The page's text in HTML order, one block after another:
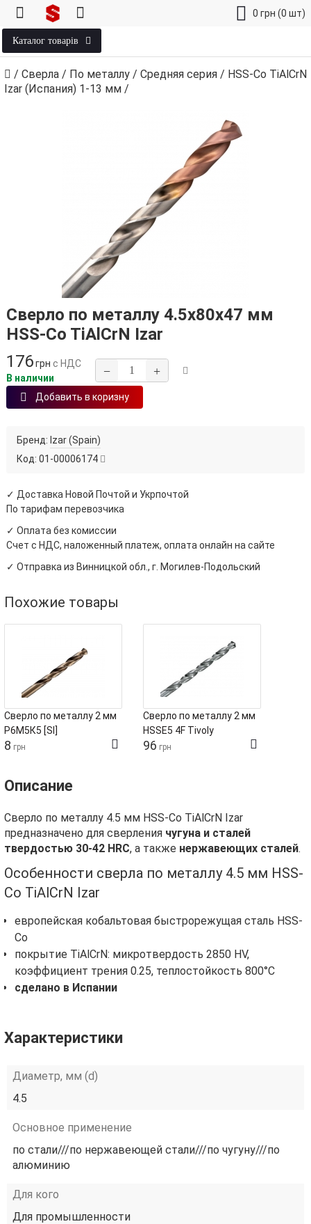
0 грн (0 шт)
Каталог товарів
/ Сверла / По металлу / Средняя серия / HSS-Co TiAlCrN
Izar (Испания) 1‑13 мм /
Сверло по металлу 4.5х80х47 мм
HSS-Co TiAlCrN Izar
176грн с НДС
В наличии
− +
Добавить в коризну
Бренд: Izar (Spain)
Код: 01-00006174
✓ Доставка Новой Почтой и Укрпочтой
По тарифам перевозчика
✓ Оплата без комиссии
Счет с НДС, наложенный платеж, оплата онлайн на сайте
✓ Отправка из Винницкой обл., г. Могилев-Подольский
Похожие товары
Сверло по металлу 2 мм
Р6М5К5 [SI]
8 грн
Сверло по металлу 2 мм
HSSE5 4F Tivoly
96 грн
Описание
Сверло по металлу 4.5 мм HSS-Co TiAlCrN Izar
предназначено для сверления чугуна и сталей
твердостью 30-42 HRC, а также нержавеющих сталей.
Особенности сверла по металлу 4.5 мм HSS-
Co TiAlCrN Izar
европейская кобальтовая быстрорежущая сталь HSS-
Co
покрытие TiAlCrN: микротвердость 2850 HV,
коэффициент трения 0.25, теплостойкость 800°C
сделано в Испании
Характеристики
Диаметр, мм (d)
4.5
Основное применение
по стали///по нержавеющей стали///по чугуну///по
алюминию
Для кого
Для промышленности